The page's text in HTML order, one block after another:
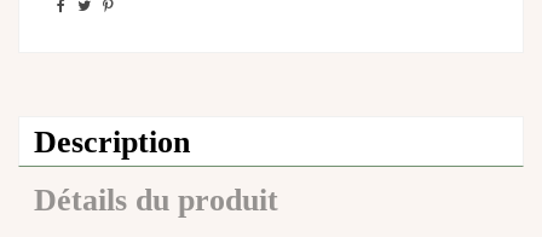
Description
Détails du produit